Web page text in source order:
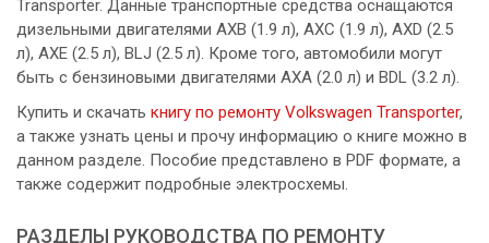
Transporter. Данные транспортные средства оснащаются
дизельными двигателями АХВ (1.9 л), АХС (1.9 л), AXD (2.5
л), АХЕ (2.5 л), BLJ (2.5 л). Кроме того, автомобили могут
быть с бензиновыми двигателями АХА (2.0 л) и BDL (3.2 л).
Купить и скачать книгу по ремонту Volkswagen Transporter,
а также узнать цены и прочу информацию о книге можно в
данном разделе. Пособие представлено в PDF формате, а
также содержит подробные электросхемы.
РАЗДЕЛЫ РУКОВОДСТВА ПО РЕМОНТУ